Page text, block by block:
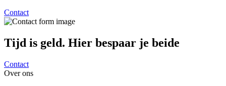
Contact
Tijd is geld. Hier bespaar je beide
Contact
Over ons